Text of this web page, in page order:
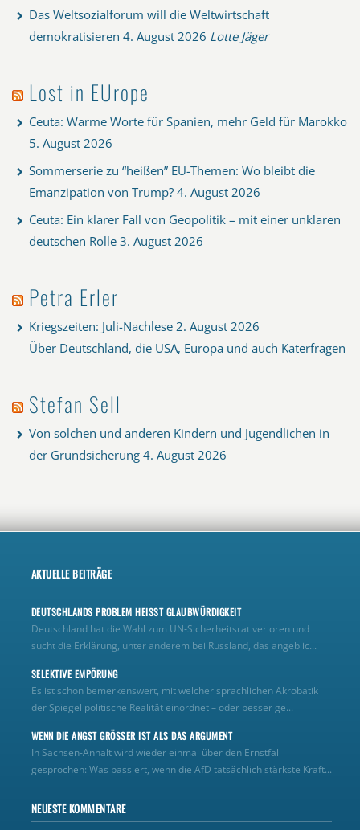
Das Weltsozialforum will die Weltwirtschaft
demokratisieren 4. August 2026 Lotte Jäger
Lost in EUrope
Ceuta: Warme Worte für Spanien, mehr Geld für Marokko
5. August 2026
Sommerserie zu “heißen” EU-Themen: Wo bleibt die
Emanzipation von Trump? 4. August 2026
Ceuta: Ein klarer Fall von Geopolitik – mit einer unklaren
deutschen Rolle 3. August 2026
Petra Erler
Kriegszeiten: Juli-Nachlese 2. August 2026
Über Deutschland, die USA, Europa und auch Katerfragen
Stefan Sell
Von solchen und anderen Kindern und Jugendlichen in
der Grundsicherung 4. August 2026
AKTUELLE BEITRÄGE
DEUTSCHLANDS PROBLEM HEISST GLAUBWÜRDIGKEIT
Deutschland hat die Wahl zum UN‑Sicherheitsrat verloren und
sucht die Erklärung, unter anderem bei Russland, das angeblic...
SELEKTIVE EMPÖRUNG
Es ist schon bemerkenswert, mit welcher sprachlichen Akrobatik
der Spiegel politische Realität einordnet – oder besser ge...
WENN DIE ANGST GRÖSSER IST ALS DAS ARGUMENT
In Sachsen-Anhalt wird wieder einmal über den Ernstfall
gesprochen: Was passiert, wenn die AfD tatsächlich stärkste Kraft...
NEUESTE KOMMENTARE